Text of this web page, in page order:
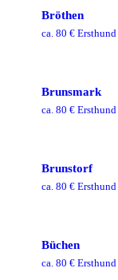
Bröthen
ca. 80 € Ersthund
Brunsmark
ca. 80 € Ersthund
Brunstorf
ca. 80 € Ersthund
Büchen
ca. 80 € Ersthund